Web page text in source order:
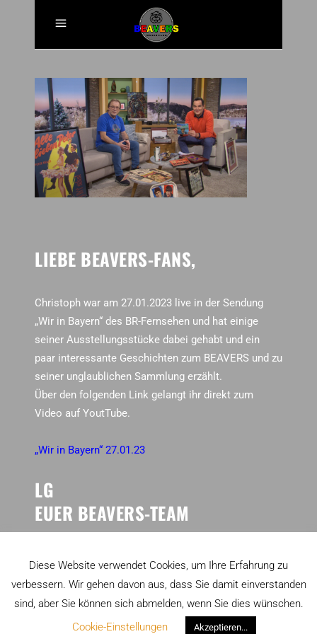
LIEBE BEAVERS-FANS,
Christoph war am 27.01.2023 live in der Sendung
„Wir in Bayern“ des BR-Fernsehen und hat einige
seiner Ausstellungsstücke dabei gehabt und ein
paar interessante Geschichten zum BEAVERS und zu
seiner unglaublichen Sammlung erzählt.
Über den folgenden Link gelangt ihr direkt zum
Video auf YoutTube.
„Wir in Bayern“ 27.01.23
LG
EUER BEAVERS-TEAM
Diese Website verwendet Cookies, um Ihre Erfahrung zu
verbessern. Wir gehen davon aus, dass Sie damit einverstanden
sind, aber Sie können sich abmelden, wenn Sie dies wünschen.
Cookie-Einstellungen
Akzeptieren...